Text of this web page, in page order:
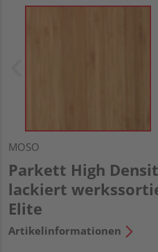
MOSO
Parkett High
lackiert
Elite
Artikelinformationen